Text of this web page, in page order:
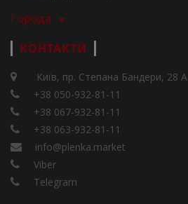
Города
КОНТАКТИ
Київ, пр. Степана Бандери, 28 А
+38 050-932-81-11
+38 067-932-81-11
+38 063-932-81-11
info@plenka.market
Viber
Telegram